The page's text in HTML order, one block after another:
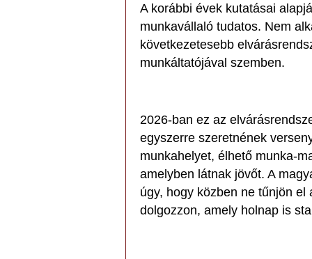
A korábbi évek kutatásai
munkavállaló tudatos. Nem
következetesebb
munkáltatójával szemben.
2026-ban ez az
egyszerre szeretnének
munkahelyet, élhető munka-
amelyben látnak jövőt. A
úgy, hogy közben ne tűnjön
dolgozzon, amely holnap is